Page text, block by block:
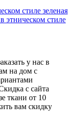
стиле зеленая
этническом стиле
у нас в
на дом с
с сайта
ткани от 10
вам скидку